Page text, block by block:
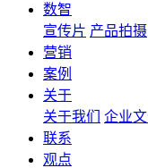
数智
宣传片 产品拍摄
营销
案例
关于
关于我们
企业
联系
观点